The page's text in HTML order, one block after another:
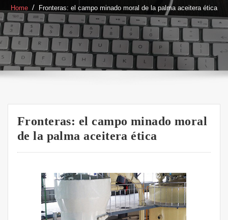
Home Fronteras: el campo minado moral de la palma aceitera ética
Fronteras: el campo minado moral
de la palma aceitera ética